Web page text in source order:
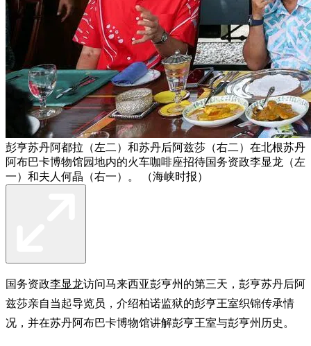
彭亨苏丹阿都拉（左二）和苏丹后阿兹莎（右二）在北根苏丹
阿布巴卡博物馆园地内的火车咖啡座招待国务资政李显龙（左
一）和夫人何晶（右一）。 （海峡时报）
国务资政李显龙访问马来西亚彭亨州的第三天，彭亨苏丹后阿
兹莎亲自当起导览员，介绍柏诺监狱的彭亨王室织锦传承情
况，并在苏丹阿布巴卡博物馆讲解彭亨王室与彭亨州历史。